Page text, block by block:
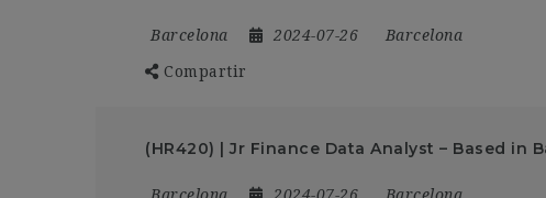
Barcelona 2024-07-26 Barcelona
Compartir
(HR420) | Jr Finance Data Analyst – Based in
Barcelona 2024-07-26 Barcelona